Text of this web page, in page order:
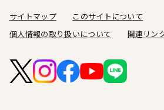
サイトマップ
このサイトについて
個人情報の取り扱いについて
関連リン